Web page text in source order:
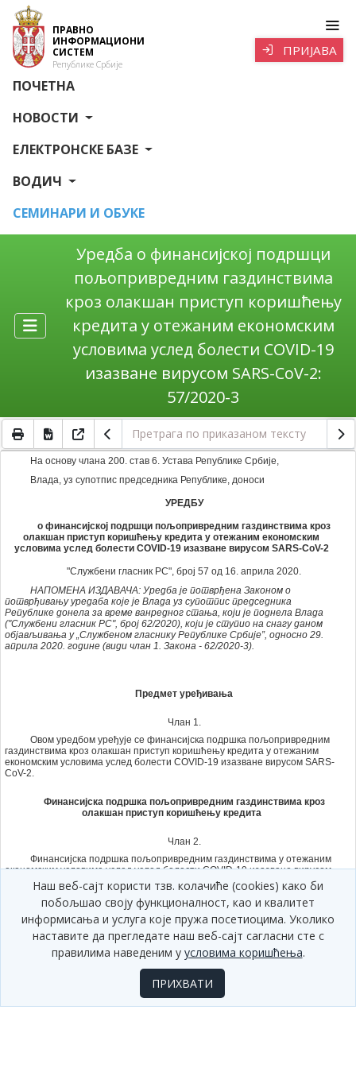
ПРАВНО
ИНФОРМАЦИОНИ
СИСТЕМ
Републике Србије
ПРИЈАВА
ПОЧЕТНА
НОВОСТИ
ЕЛЕКТРОНСКЕ БАЗЕ
ВОДИЧ
СЕМИНАРИ И ОБУКЕ
Наш веб-сајт користи тзв. колачиће (cookies) како би
побољшао своју функционалност, као и квалитет
информисања и услуга које пружа посетиоцима. Уколико
наставите да прегледате наш веб-сајт сагласни сте с
правилима наведеним у условима коришћења.
ПРИХВАТИ
Уредба o финансијској подршци
пољопривредним газдинствима
кроз олакшан приступ коришћењу
кредита у отежаним економским
условима услед болести COVID-19
изазване вирусом SARS-CoV-2:
57/2020-3
На основу члана 200. став 6. Устава Републике Србије,
Влада, уз супотпис председника Републике, доноси
УРЕДБУ
o финансијскoj подршци пољопривредним газдинствима кроз
олакшан приступ коришћењу кредита у отежаним економским
условима услед болести COVID-19 изазване вирусом SARS-CoV-2
"Службени гласник РС", број 57 од 16. априла 2020.
НАПОМЕНА ИЗДАВАЧА: Уредба je потврђена Законом о
потврђивању уредаба које је Влада уз супотпис председника
Републике донела за време ванредног стања, који је поднела Влада
("Службени гласник РС", број 62/2020), који је ступио на снагу даном
објављивања у „Службеном гласнику Републике Србије”, односно 29.
априла 2020. године (види члан 1. Закона - 62/2020-3).
Предмет уређивања
Члан 1.
Овом уредбом уређује се финансијска подршка пољопривредним
газдинствима кроз олакшан приступ коришћењу кредита у отежаним
економским условима услед болести COVID-19 изазване вирусом SARS-
CоV-2.
Финансијска подршка пољопривредним газдинствима кроз
олакшан приступ коришћењу кредита
Члан 2.
Финансијска подршка пољопривредним газдинствима у отежаним
економским условима услед услед болести COVID-19 изазване вирусом
SARS-CоV-2 у складу са овом уредбом, омогућава олакшани приступ
коришћењу кредита, и то за:
1) развој сточарства који обухвата набавку животиња и премију
осигурања животиња прописану овом уредбом;
2) развој ратарства, воћарства, виноградарства, повртарства и
цвећарства;
3) инвестициона улагања у пољопривредну механизацију и
4) набавку хране за животиње;